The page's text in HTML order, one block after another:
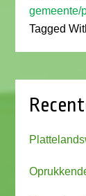
gemeente/
Tagged